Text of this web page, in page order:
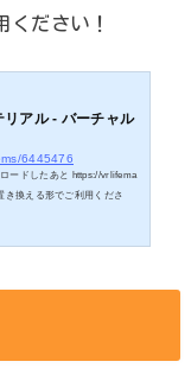
ください！
アル - バーチャル
6445476
ードしたあと https://vrlifema
き換える形でご利用くださ